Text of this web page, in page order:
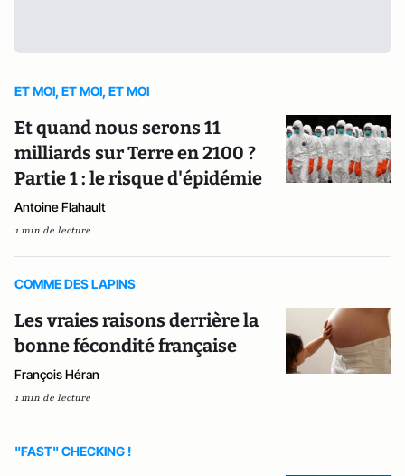
ET MOI, ET MOI, ET MOI
Et quand nous serons 11
milliards sur Terre en 2100 ?
Partie 1 : le risque d'épidémie
Antoine Flahault
1 min de lecture
COMME DES LAPINS
Les vraies raisons derrière la
bonne fécondité française
François Héran
1 min de lecture
"FAST" CHECKING !